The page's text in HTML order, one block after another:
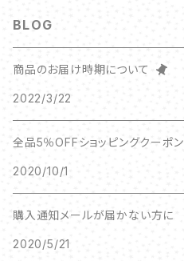
BLOG
商品のお届け時期について
2022/3/22
全品5％OFFショッピングクーポン
2020/10/1
購入通知メールが届かない方に
2020/5/21